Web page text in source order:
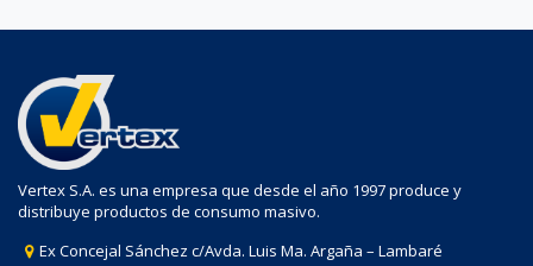
Vertex S.A. es una empresa que desde el año 1997 produce y
distribuye productos de consumo masivo.
Ex Concejal Sánchez c/Avda. Luis Ma. Argaña – Lambaré